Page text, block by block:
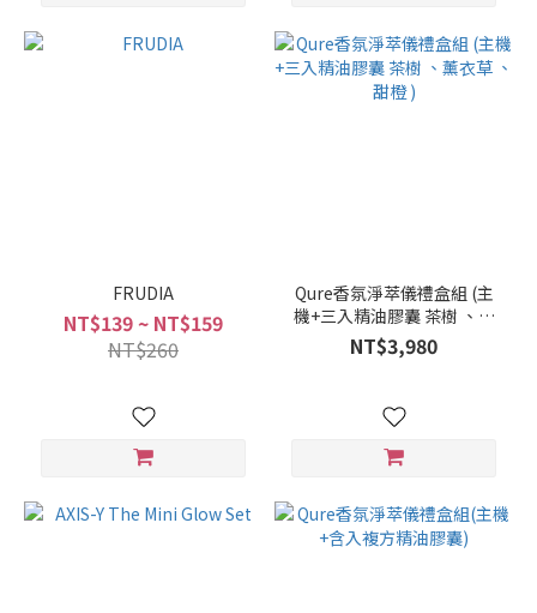
FRUDIA
NT$139 ~ NT$159
NT$260
Qure香氛淨萃儀禮盒組 (主
機+三入精油膠囊 茶樹 、薰
衣草 、甜橙 )
NT$3,980